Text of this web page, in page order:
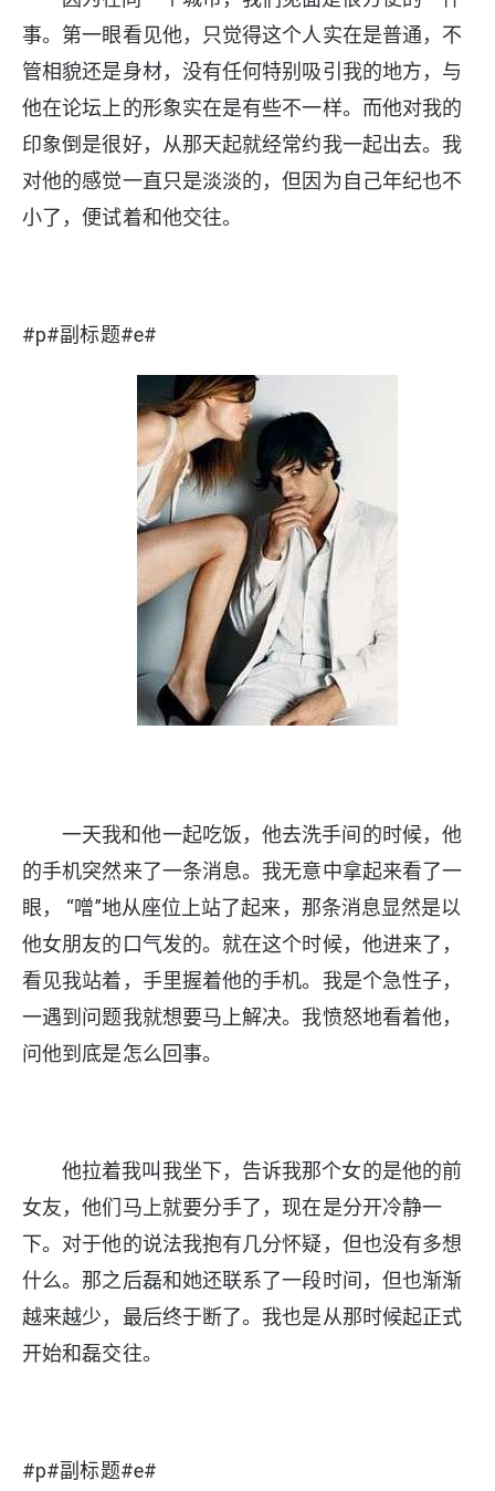
事。第一眼看见他，只觉得这个人实在是普通，不
管相貌还是身材，没有任何特别吸引我的地方，与
他在论坛上的形象实在是有些不一样。而他对我的
印象倒是很好，从那天起就经常约我一起出去。我
对他的感觉一直只是淡淡的，但因为自己年纪也不
小了，便试着和他交往。
#p#副标题#e#
一天我和他一起吃饭，他去洗手间的时候，他
的手机突然来了一条消息。我无意中拿起来看了一
眼， “噌”地从座位上站了起来，那条消息显然是以
他女朋友的口气发的。就在这个时候，他进来了，
看见我站着，手里握着他的手机。我是个急性子，
一遇到问题我就想要马上解决。我愤怒地看着他，
问他到底是怎么回事。
他拉着我叫我坐下，告诉我那个女的是他的前
女友，他们马上就要分手了，现在是分开冷静一
下。对于他的说法我抱有几分怀疑，但也没有多想
什么。那之后磊和她还联系了一段时间，但也渐渐
越来越少，最后终于断了。我也是从那时候起正式
开始和磊交往。
#p#副标题#e#